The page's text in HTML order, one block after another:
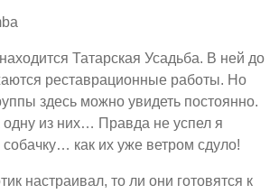
Татарская Усадьба. В ней до
реставрационные работы. Но
здесь можно увидеть постоянно.
одну из них… Правда не успел я
как их уже ветром сдуло!
настраивал, то ли они готовятся к